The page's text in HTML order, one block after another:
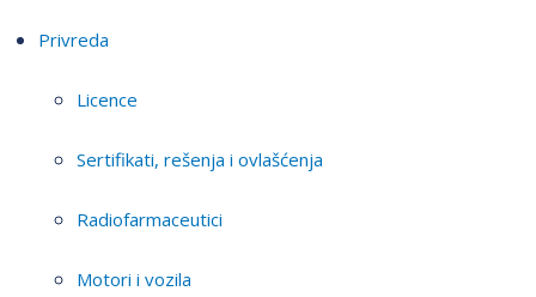
Privreda
Licence
Sertifikati, rešenja i ovlašćenja
Radiofarmaceutici
Motori i vozila